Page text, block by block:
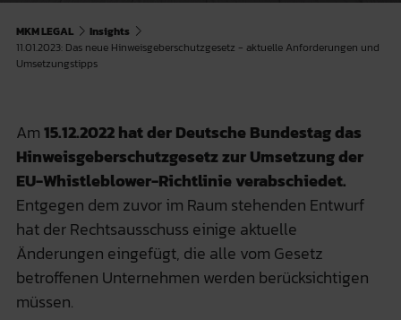
MKM LEGAL
Insights
11.01.2023: Das neue Hinweisgeberschutzgesetz - aktuelle Anforderungen und
Umsetzungstipps
Am15.12.2022hat der Deutsche Bundestag das
Hinweisgeberschutzgesetz zur Umsetzung der
EU-Whistleblower-Richtlinie verabschiedet.
Entgegen dem zuvor im Raum stehenden Entwurf
hat der Rechtsausschuss einige aktuelle
Änderungen eingefügt, die alle vom Gesetz
betroffenen Unternehmen werden berücksichtigen
müssen.